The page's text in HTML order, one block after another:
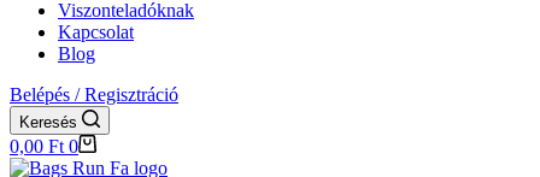
Viszonteladóknak
Kapcsolat
Blog
Belépés / Regisztráció
Keresés
Shopping
cart
0,00 Ft 0